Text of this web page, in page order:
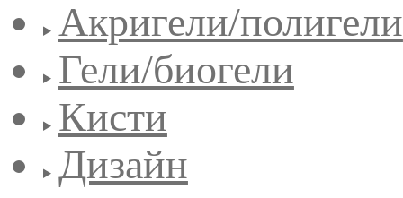
Акригели/полигели
Гели/биогели
Кисти
Дизайн